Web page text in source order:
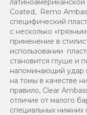
Coated, Remo
специфический
с несколько
применение в
использовании
становится глуше и
напоминающий удар
на томы в качестве
правило, Clear
отличие от малого
специальных нижних